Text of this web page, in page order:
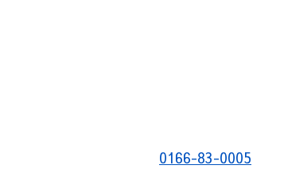
0166-83-0005